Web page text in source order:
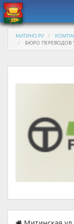
МИТИНО.РУ
БЮРО ПЕРЕВОДОВ